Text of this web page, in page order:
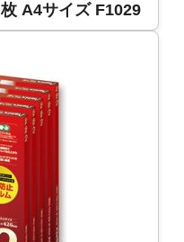
枚 A4サイズ F1029